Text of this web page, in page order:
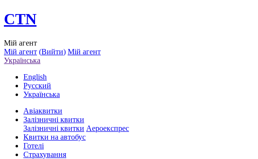
CTN
Мій агент
Мій агент (Вийти) Мій агент
Українська
English
Русский
Українська
Авіаквитки
Залізничні квитки
Залізничні квитки Аероекспрес
Квитки на автобус
Готелі
Страхування